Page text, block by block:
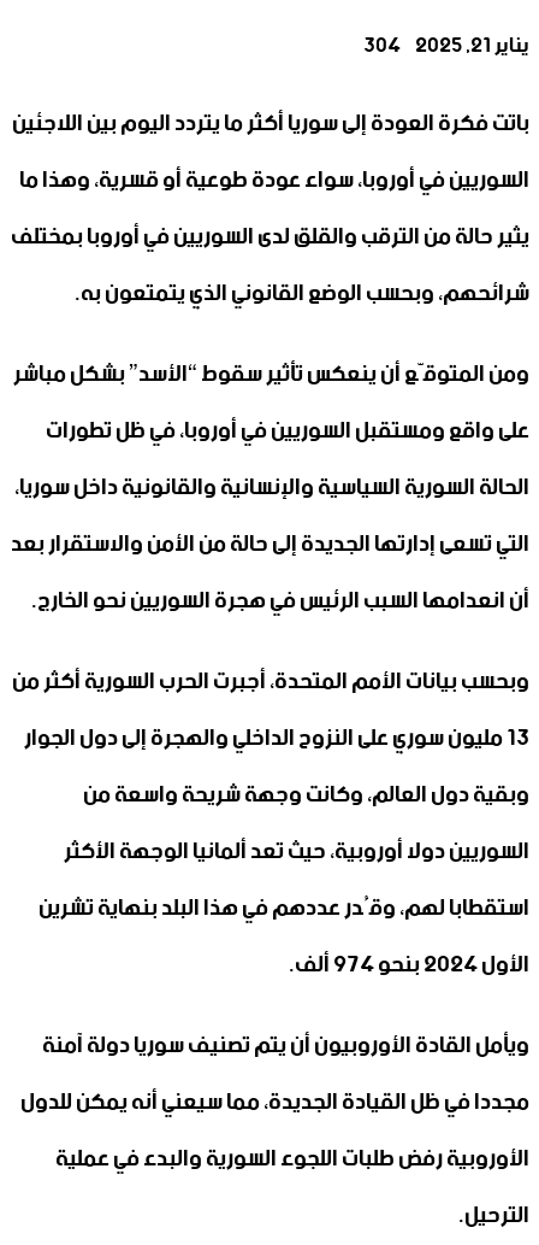
يناير 21, 2025 304
باتت فكرة العودة إلى سوريا أكثر ما يتردد اليوم بين اللاجئين
السوريين في أوروبا، سواء عودة طوعية أو قسرية، وهذا ما
يثير حالة من الترقب والقلق لدى السوريين في أوروبا بمختلف
شرائحهم، وبحسب الوضع القانوني الذي يتمتعون به.
ومن المتوقّع أن ينعكس تأثير سقوط “الأسد” بشكل مباشر
على واقع ومستقبل السوريين في أوروبا، في ظل تطورات
الحالة السورية السياسية والإنسانية والقانونية داخل سوريا،
التي تسعى إدارتها الجديدة إلى حالة من الأمن والاستقرار بعد
أن انعدامها السبب الرئيس في هجرة السوريين نحو الخارج.
وبحسب بيانات الأمم المتحدة، أجبرت الحرب السورية أكثر من
13 مليون سوري على النزوح الداخلي والهجرة إلى دول الجوار
وبقية دول العالم، وكانت وجهة شريحة واسعة من
السوريين دولا أوروبية، حيث تعد ألمانيا الوجهة الأكثر
استقطابا لهم، وقُدر عددهم في هذا البلد بنهاية تشرين
الأول 2024 بنحو 974 ألف.
ويأمل القادة الأوروبيون أن يتم تصنيف سوريا دولة آمنة
مجددا في ظل القيادة الجديدة، مما سيعني أنه يمكن للدول
الأوروبية رفض طلبات اللجوء السورية والبدء في عملية
الترحيل.